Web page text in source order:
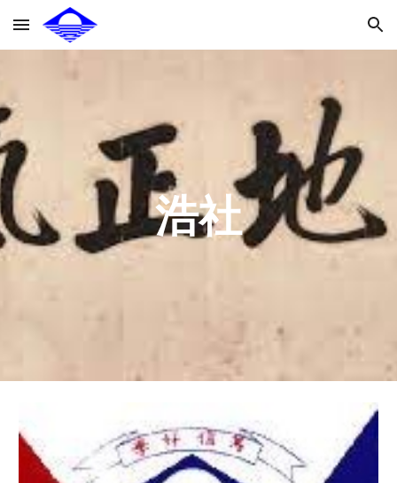
Skip to main content Skip to navigation
浩社